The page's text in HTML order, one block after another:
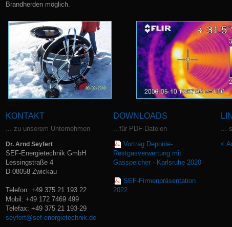
Brandherden möglich.
KONTAKT
... zu unserem Unternehmen
Dr. Arnd Seyfert
SEF-Energietechnik GmbH
Lessingstraße 4
D-08058 Zwickau
Telefon: +49 375 21 193 22
Mobil: +49 172 7469 499
Telefax: +49 375 21 193-29
seyfert@sef-energietechnik.de
DOWNLOADS
...für PDF-Dateien
Vortrag Deponie-
Restgasverwertung mit
Gasspeicher - Karlsruhe 2020
SEF-Firmenpräsentation
2022
...
<